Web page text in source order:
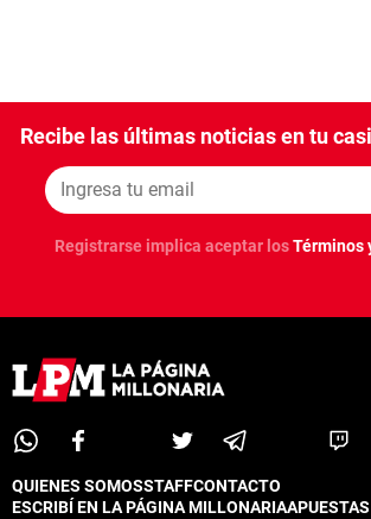
Recibe las últimas noticias en tu
Registrarse implica aceptar losTérminos
QUIENES SOMOSSTAFFCONTACTO
ESCRIBÍ EN LA PÁGINA MILLONARIAAPUESTAS